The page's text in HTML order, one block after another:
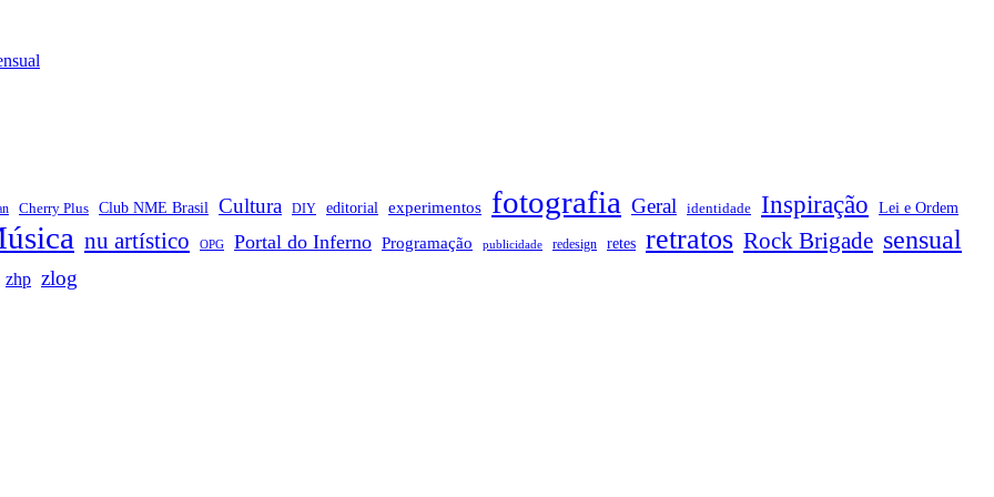
Cherry Plus Club NME Brasil Cultura DIY editorial experimentos fotografia Geral identidade Inspiração
Lei e Ordem
nu artístico OPG Portal do Inferno Programação publicidade redesign retes retratos Rock Brigade sensual
zhp zlog